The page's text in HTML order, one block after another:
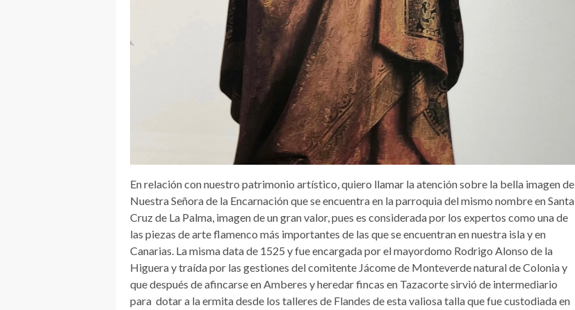
En relación con nuestro patrimonio artístico, quiero llamar la atención sobre la bella imagen de
Nuestra Señora de la Encarnación que se encuentra en la parroquia del mismo nombre en Santa
Cruz de La Palma, imagen de un gran valor, pues es considerada por los expertos como una de
las piezas de arte flamenco más importantes de las que se encuentran en nuestra isla y en
Canarias. La misma data de 1525 y fue encargada por el mayordomo Rodrigo Alonso de la
Higuera y traída por las gestiones del comitente Jácome de Monteverde natural de Colonia y
que después de afincarse en Amberes y heredar fincas en Tazacorte sirvió de intermediario
para dotar a la ermita desde los talleres de Flandes de esta valiosa talla que fue custodiada en